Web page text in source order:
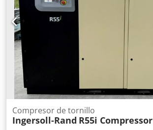
Compresor de tornillo
Ingersoll-Rand R55i Compressor